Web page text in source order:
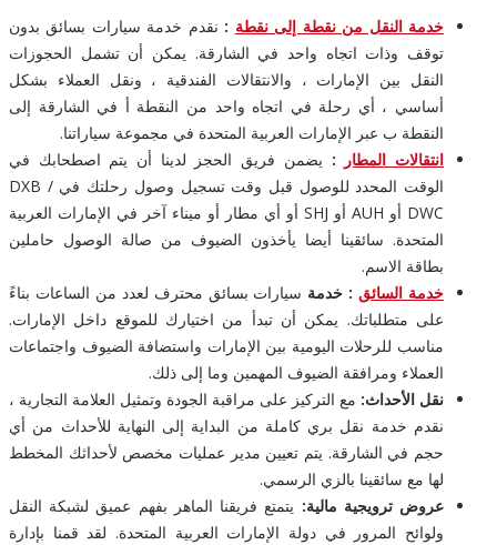
خدمة النقل من نقطة إلى نقطة : نقدم خدمة سيارات بسائق بدون
توقف وذات اتجاه واحد في الشارقة. يمكن أن تشمل الحجوزات
النقل بين الإمارات ، والانتقالات الفندقية ، ونقل العملاء بشكل
أساسي ، أي رحلة في اتجاه واحد من النقطة أ في الشارقة إلى
النقطة ب عبر الإمارات العربية المتحدة في مجموعة سياراتنا.
انتقالات المطار
: يضمن فريق الحجز لدينا أن يتم اصطحابك في
الوقت المحدد للوصول قبل وقت تسجيل وصول رحلتك في DXB /
DWC أو AUH أو SHJ أو أي مطار أو ميناء آخر في الإمارات العربية
المتحدة. سائقينا أيضا يأخذون الضيوف من صالة الوصول حاملين
بطاقة الاسم.
خدمة السائق: خدمة سيارات بسائق محترف لعدد من الساعات بناءً
على متطلباتك. يمكن أن تبدأ من اختيارك للموقع داخل الإمارات.
مناسب للرحلات اليومية بين الإمارات واستضافة الضيوف واجتماعات
العملاء ومرافقة الضيوف المهمين وما إلى ذلك.
نقل الأحداث: مع التركيز على مراقبة الجودة وتمثيل العلامة التجارية ،
نقدم خدمة نقل بري كاملة من البداية إلى النهاية للأحداث من أي
حجم في الشارقة. يتم تعيين مدير عمليات مخصص لأحداثك المخطط
لها مع سائقينا بالزي الرسمي.
عروض ترويجية مالية: يتمتع فريقنا الماهر بفهم عميق لشبكة النقل
ولوائح المرور في دولة الإمارات العربية المتحدة. لقد قمنا بإدارة